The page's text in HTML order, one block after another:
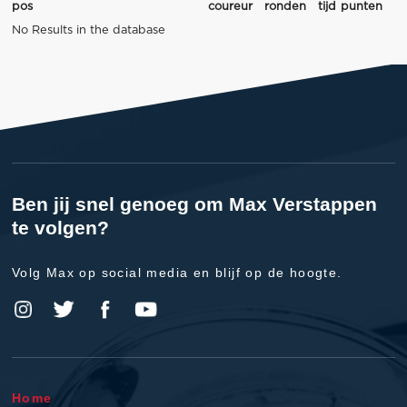
pos coureur ronden tijd
punten
No Results in the database
Ben jij snel genoeg om Max Verstappen
te volgen?
Volg Max op social media en blijf op de hoogte.
Home